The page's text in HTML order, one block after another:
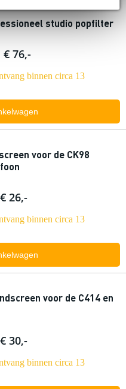
studio popfilter
€ 76,-
binnen circa 13
voor de CK98
€ 26,-
binnen circa 13
voor de C414 en
€ 30,-
binnen circa 13